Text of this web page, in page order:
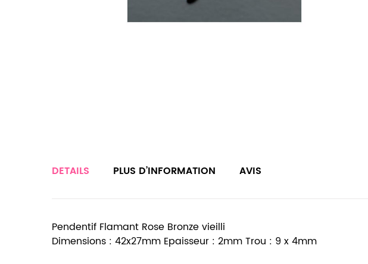
DETAILS
Pendentif Flamant Rose Bronze vieilli
Dimensions : 42x27mm Epaisseur : 2mm Trou : 9 x 4mm
PLUS D’INFORMATION AVIS